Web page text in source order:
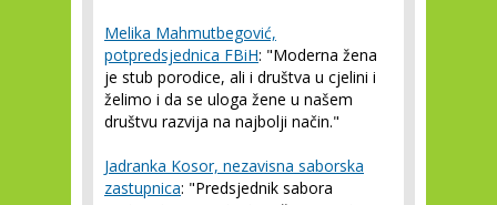
Melika Mahmutbegović,
potpredsjednica FBiH: "Moderna žena
je stub porodice, ali i društva u cjelini i
želimo i da se uloga žene u našem
društvu razvija na najbolji način."
Jadranka Kosor, nezavisna saborska
zastupnica: "Predsjednik sabora